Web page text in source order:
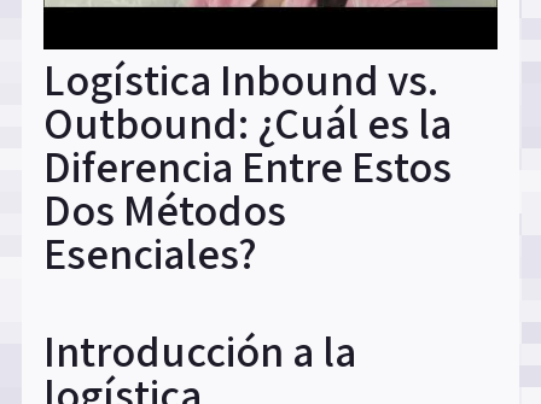
Logística Inbound vs.
Outbound: ¿Cuál es la
Diferencia Entre Estos
Dos Métodos
Esenciales?
Introducción a la